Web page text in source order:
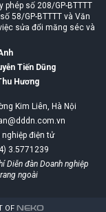
phép số 208/GP-BTTTT
58/GP-BTTTT và Văn
sửa đổi măng séc và
Tiến Dũng
Hương
Kim Liên, Hà Nội
điện tử
3.5771239
Diễn đàn Doanh nghiệp
ngoài
OF NEKO